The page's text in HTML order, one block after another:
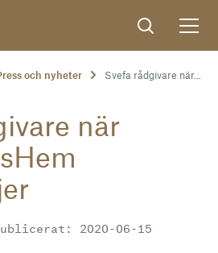
och nyheter Svefa rådgivare när...
när
2020-06-15